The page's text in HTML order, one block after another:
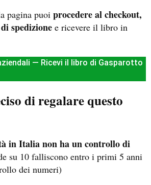
pagina puoi procedere al checkout,
spedizione e ricevere il libro in
— Ricevi il libro di Gasparotto
di regalare questo
in Italia non ha un controllo di
su 10 falliscono entro i primi 5 anni
dei numeri)